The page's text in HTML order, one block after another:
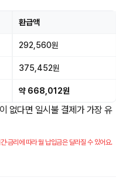
환급액
292,560원
375,452원
약 668,012원
없다면 일시불 결제가 가장 유
금리에 따라 월 납입금은 달라질 수 있어요.